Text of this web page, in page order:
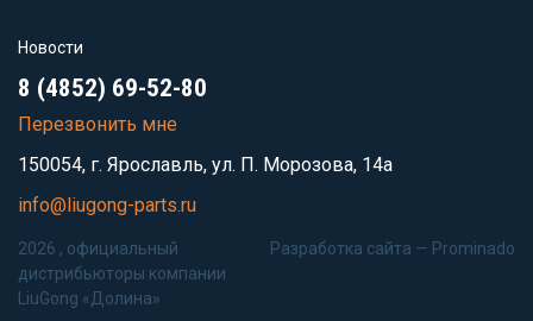
Новости
8 (4852) 69-52-80
Перезвонить мне
150054, г. Ярославль, ул. П. Морозова, 14а
info@liugong-parts.ru
2026 , официальный
дистрибьюторы компании
LiuGong «Долина»
Разработка сайта — Prominado